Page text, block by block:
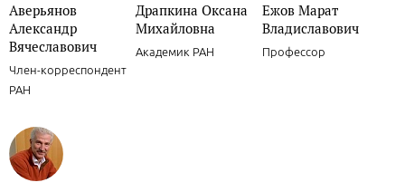
Аверьянов
Александр
Вячеславович
Член-корреспондент
РАН
Драпкина Оксана
Михайловна
Академик РАН
Ежов Марат
Владиславович
Профессор